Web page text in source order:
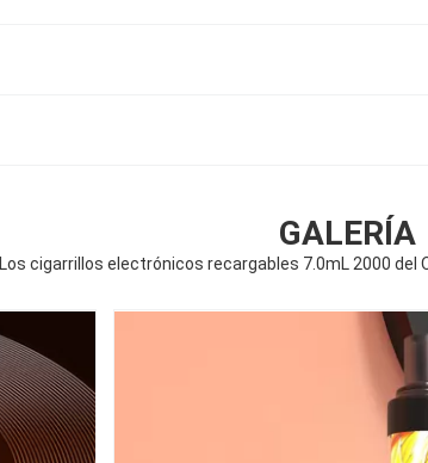
GALERÍA
Los cigarrillos electrónicos recargables 7.0mL 2000 del